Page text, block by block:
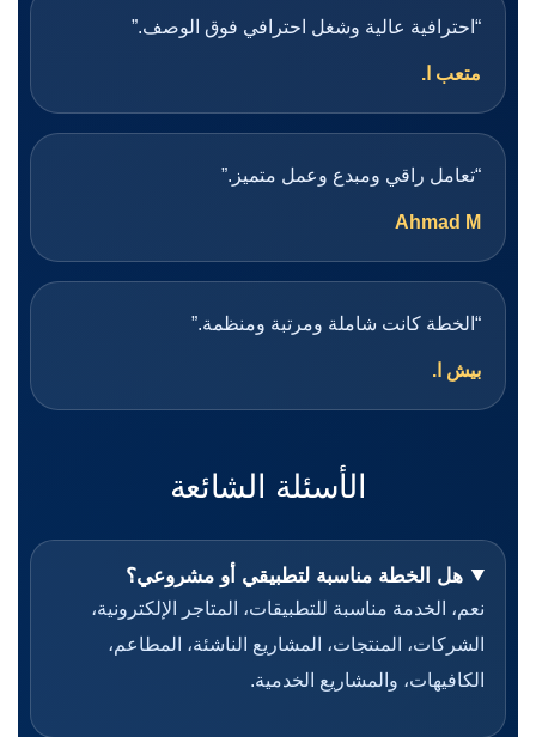
“احترافية عالية وشغل احترافي فوق الوصف.”
متعب ا.
“تعامل راقي ومبدع وعمل متميز.”
Ahmad M
“الخطة كانت شاملة ومرتبة ومنظمة.”
بيش ا.
الأسئلة الشائعة
هل الخطة مناسبة لتطبيقي أو مشروعي؟
نعم، الخدمة مناسبة للتطبيقات، المتاجر الإلكترونية،
الشركات، المنتجات، المشاريع الناشئة، المطاعم،
الكافيهات، والمشاريع الخدمية.